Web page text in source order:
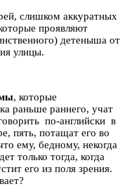
слишком аккуратных
проявляют
детеныша от
улицы.
, которые
раньше раннего, учат
по-английски в
пять, потащат его во
ему, бедному, некогда
только тогда, когда
его из поля зрения.